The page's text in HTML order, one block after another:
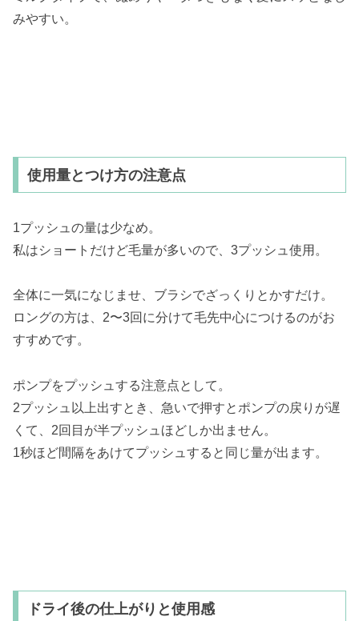
みやすい。
使用量とつけ方の注意点
1プッシュの量は少なめ。
私はショートだけど毛量が多いので、3プッシュ使用。
全体に一気になじませ、ブラシでざっくりとかすだけ。
ロングの方は、2〜3回に分けて毛先中心につけるのがお
すすめです。
ポンプをプッシュする注意点として。
2プッシュ以上出すとき、急いで押すとポンプの戻りが遅
くて、2回目が半プッシュほどしか出ません。
1秒ほど間隔をあけてプッシュすると同じ量が出ます。
ドライ後の仕上がりと使用感